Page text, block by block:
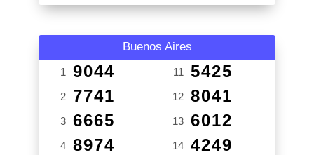
Buenos Aires
1 9044
2 7741
3 6665
4 8974
11 5425
12 8041
13 6012
14 4249